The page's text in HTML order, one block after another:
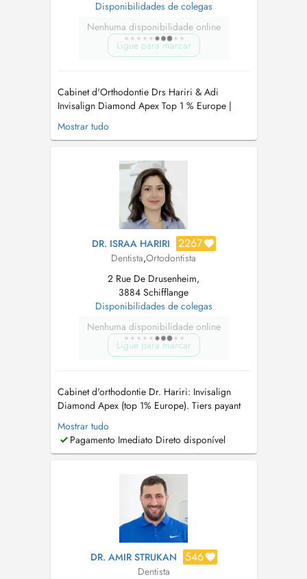
Disponibilidades de colegas
Nenhuma disponibilidade online
Ligue para marcar
Cabinet d'Orthodontie Drs Hariri & Adi
Invisalign Diamond Apex Top 1 % Europe |
Tiers payant agréé (PID) Le cabinet des Drs
Hariri & Adi est spécialisé en orthodontie
en technique Invisalign et son approche
personnalisée du soin. Nous accueillons les
Mostrar tudo
DR. ISRAA HARIRI 2267
Dentista,Ortodontista
2 Rue De Drusenheim,
3884 Schifflange
Disponibilidades de colegas
Nenhuma disponibilidade online
Ligue para marcar
Cabinet d'orthodontie Dr. Hariri: Invisalign
Diamond Apex (top 1% Europe). Tiers payant
agréé (PID). Diplômée de l'Université Paris
Descartes et praticienne Diamond Invisalign,
alliant expertise et innovation dans un cadre
une vaste expérience en ...
Mostrar tudo
Pagamento Imediato Direto disponível
DR. AMIR STRUKAN 546
Dentista